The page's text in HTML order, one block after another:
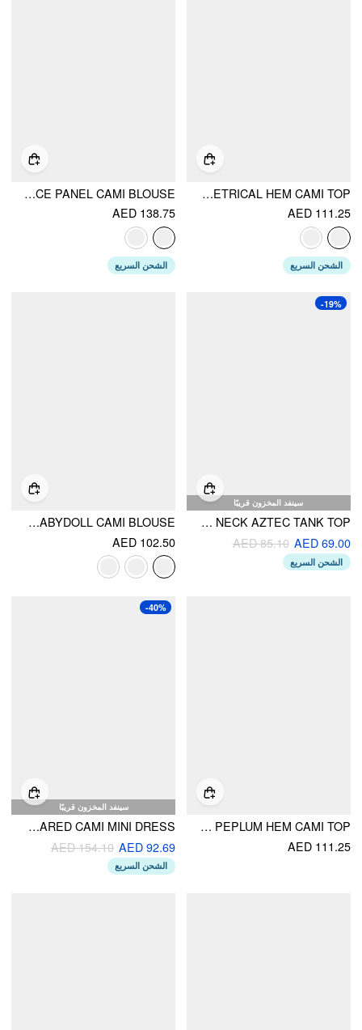
SEQUINS FLORAL EMBROIDERY V-NECK ASYMMETRICAL HEM CAMI TOP
AED 111.25
الشحن السريع
CHIFFON PAISLEY GRAPHIC V-NECK LACE PANEL CAMI BLOUSE
AED 138.75
الشحن السريع
سينفد المخزون قريبًا
-19%
COTTON-BLEND SQUARE NECK AZTEC TANK TOP
AED 69.00
AED 85.10
الشحن السريع
FRUIT GRAPHIC SWEETHEART NECK KNOTTED RUCHED BABYDOLL CAMI BLOUSE
AED 102.50
LACE FLORAL SWEETHEART NECK CONTRAST PEPLUM HEM CAMI TOP
AED 111.25
سينفد المخزون قريبًا
-40%
JERSEY V-NECK FLORAL EMBROIDERY FLARED CAMI MINI DRESS
AED 92.69
AED 154.10
الشحن السريع